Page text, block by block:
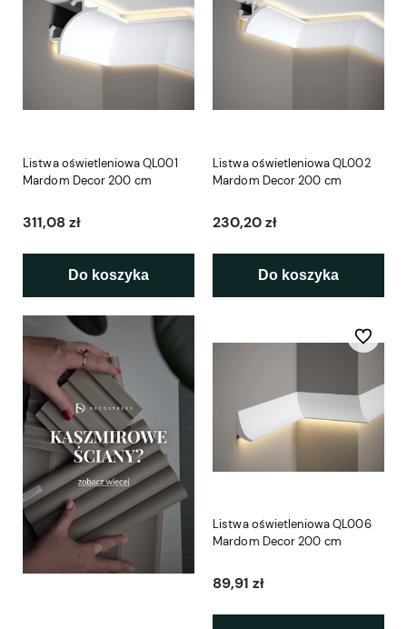
Listwa oświetleniowa QL001
Mardom Decor 200 cm
311,08 zł
Do koszyka
Listwa oświetleniowa QL002
Mardom Decor 200 cm
230,20 zł
Do koszyka
Listwa oświetleniowa QL006
Mardom Decor 200 cm
89,91 zł
Do